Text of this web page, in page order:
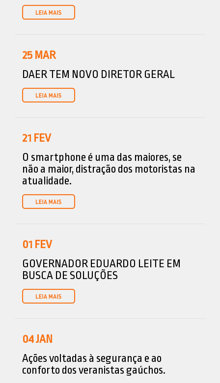
25 MAR
DAER TEM NOVO DIRETOR GERAL
21 FEV
O smartphone é uma das maiores, se
não a maior, distração dos motoristas na
atualidade.
01 FEV
GOVERNADOR EDUARDO LEITE EM
BUSCA DE SOLUÇÕES
04JAN
Ações voltadas à segurança e ao
conforto dos veranistas gaúchos.